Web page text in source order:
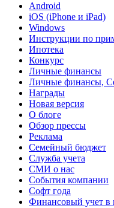
Android
iOS (iPhone и iPad)
Windows
Инструкции по
Ипотека
Конкурс
Личные финансы
Личные финансы,
Награды
Новая версия
О блоге
Обзор прессы
Реклама
Семейный бюджет
Служба учета
СМИ о нас
События компании
Софт года
Финансовый учет в